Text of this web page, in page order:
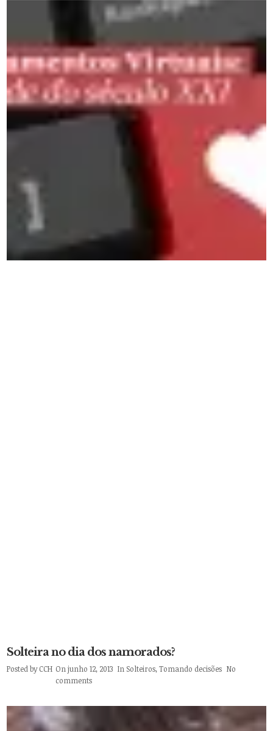
Solteira no dia dos namorados?
Posted byCCH On junho 12, 2013 In Solteiros,Tomando decisões No
comments